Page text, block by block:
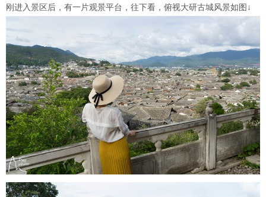
刚进入景区后，有一片观景平台，往下看，俯视大研古城风景如图↓